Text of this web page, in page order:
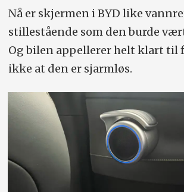
Nå er skjermen i BYD like
stillestående som den burde
Og bilen appellerer helt klart til
ikke at den er sjarmløs.